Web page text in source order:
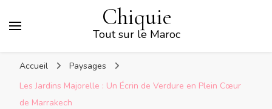
Chiquie
Tout sur le Maroc
Accueil
Paysages
Les Jardins Majorelle : Un Écrin de Verdure en Plein Cœur
de Marrakech